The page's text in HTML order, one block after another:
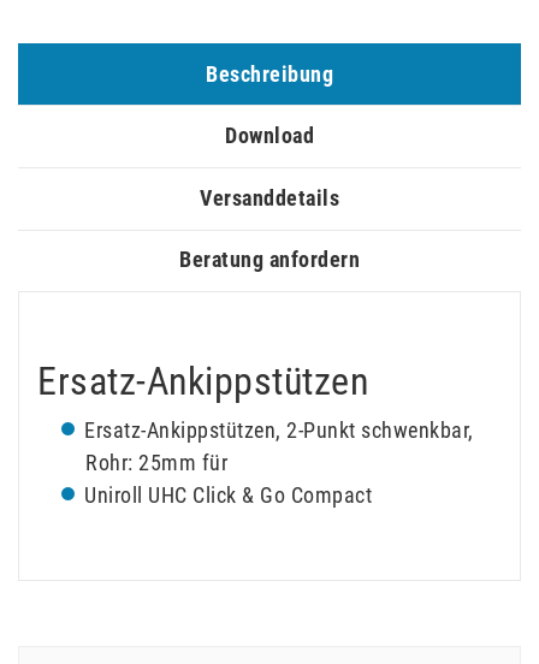
Beschreibung
Download
Versanddetails
Beratung anfordern
Ersatz-Ankippstützen
Ersatz-Ankippstützen, 2-Punkt schwenkbar,
Rohr: 25mm für
Uniroll UHC Click & Go Compact